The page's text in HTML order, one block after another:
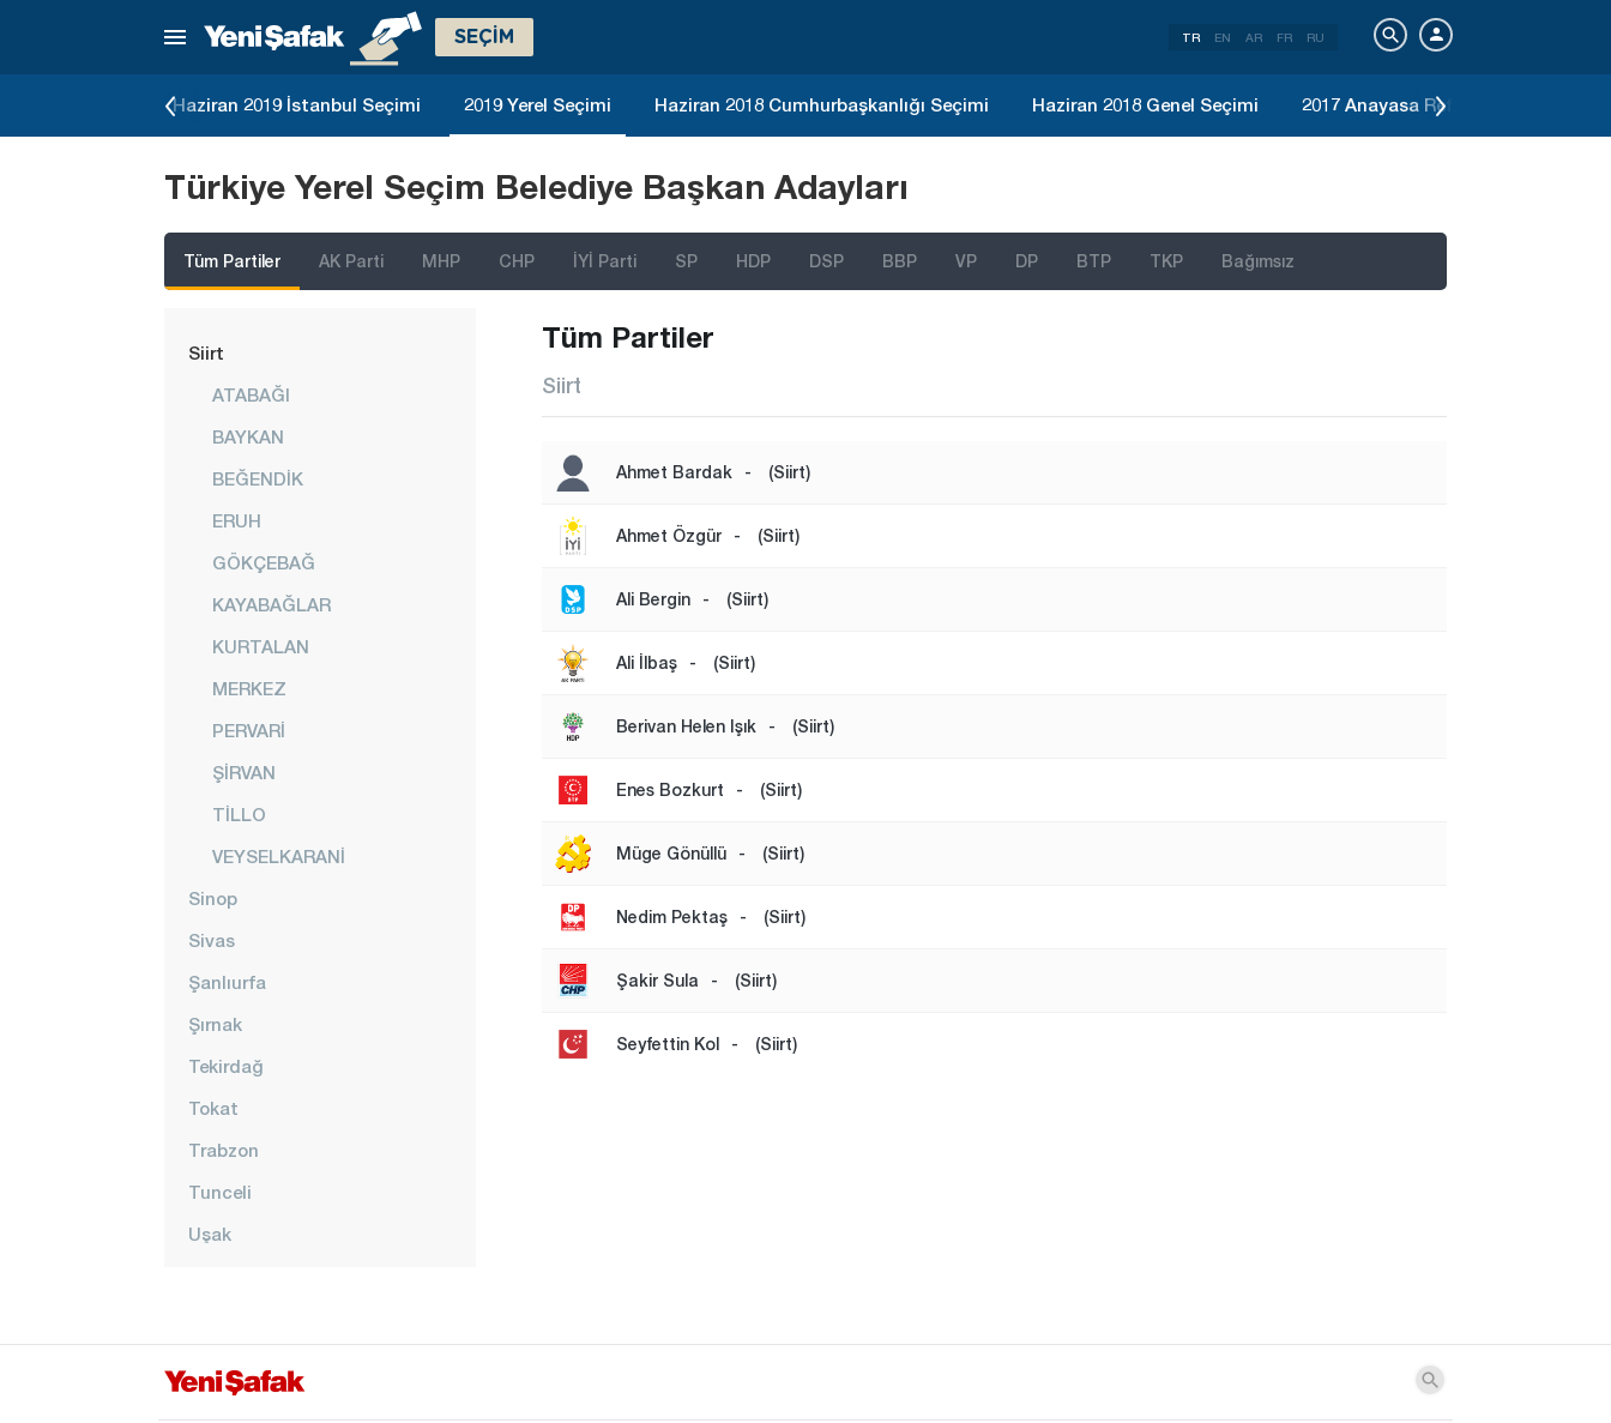
SEÇİM TR EN AR FR RU
Haziran 2019 İstanbul Seçimi 2019 Yerel Seçimi Haziran 2018 Cumhurbaşkanlığı Seçimi Haziran 2018 Genel Seçimi 2017 Anayasa Referandumu
Türkiye Yerel Seçim Belediye Başkan Adayları
Tüm Partiler AK Parti MHP CHP İYİ Parti SP HDP DSP BBP VP DP BTP TKP Bağımsız
Niğde
Ordu
Osmaniye
Sakarya
Siirt
ATABAĞI
BAYKAN
BEĞENDİK
ERUH
GÖKÇEBAĞ
KAYABAĞLAR
KURTALAN
MERKEZ
PERVARİ
ŞİRVAN
TİLLO
VEYSELKARANİ
Sinop
Sivas
Şanlıurfa
Şırnak
Tekirdağ
Tokat
Trabzon
Tunceli
Uşak
Zonguldak
Tüm Partiler
Siirt
Ahmet Bardak - (Siirt)
Ahmet Özgür - (Siirt)
Ali Bergin - (Siirt)
Ali İlbaş - (Siirt)
Berivan Helen Işık - (Siirt)
Enes Bozkurt - (Siirt)
Müge Gönüllü - (Siirt)
Nedim Pektaş - (Siirt)
Şakir Sula - (Siirt)
Seyfettin Kol - (Siirt)